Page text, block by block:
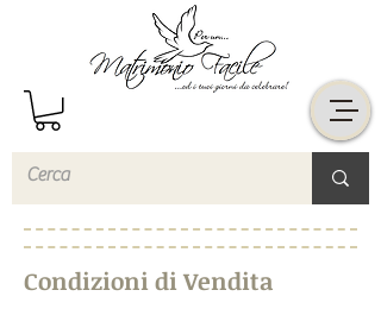
Condizioni di Vendita